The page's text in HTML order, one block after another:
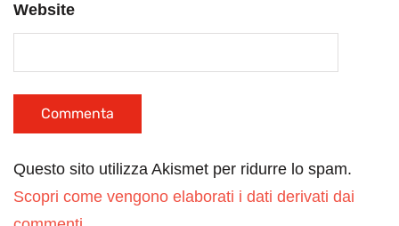
Website
Questo sito utilizza Akismet per ridurre lo spam.
Scopri come vengono elaborati i dati derivati dai